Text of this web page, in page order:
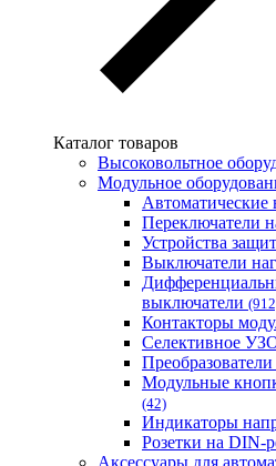
Запорожский завод
Каблекс Одесса
Мегомметр (Украина)
Промфактор
Термофит
Укрэнерго-Альянс (Украина)
Каталог товаров
Высоковольтное
Модульное
Автоматические
Переключатели
Устройства
Выключатели
выключатели
Контакторы
Селективное
Модульные
(42)
Индикаторы
Розетки на DIN-